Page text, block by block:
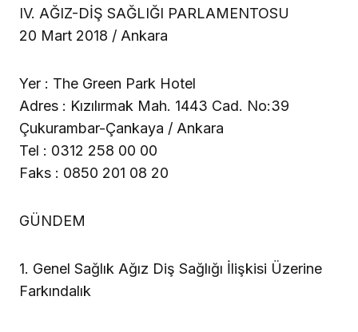
IV. AĞIZ-DİŞ SAĞLIĞI PARLAMENTOSU
20 Mart 2018 / Ankara
Yer : The Green Park Hotel
Adres : Kızılırmak Mah. 1443 Cad. No:39
Çukurambar-Çankaya / Ankara
Tel : 0312 258 00 00
Faks : 0850 201 08 20
GÜNDEM
1. Genel Sağlık Ağız Diş Sağlığı İlişkisi Üzerine
Farkındalık